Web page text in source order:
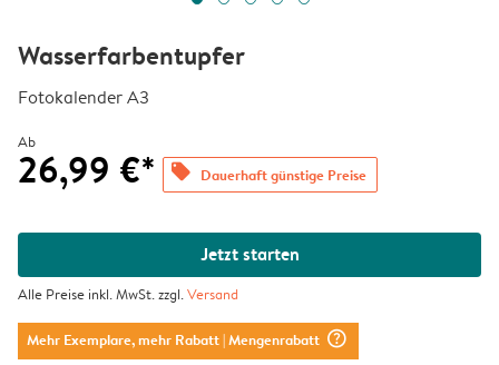
Wasserfarbentupfer
Fotokalender A3
Ab
26,99 €* offers Dauerhaft günstige Preise
Jetzt starten
Alle Preise inkl. MwSt. zzgl.Versand
Mehr Exemplare, mehr Rabatt| Mengenrabatt question_mark_circle